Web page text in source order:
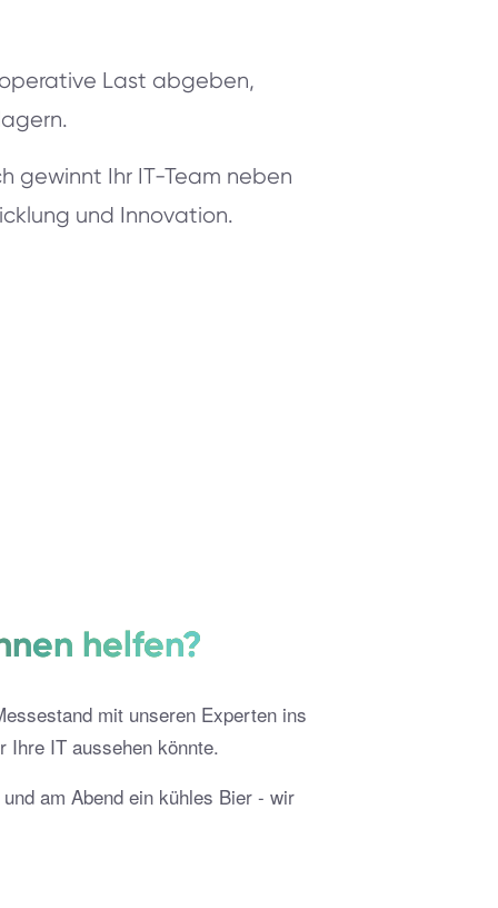
operative Last abgeben,
gewinnt Ihr IT-Team neben
und Innovation.
helfen?
mit unseren Experten ins
Ihre IT aussehen könnte.
am Abend ein kühles Bier - wir